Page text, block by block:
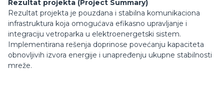
Rezultat projekta (Project Summary)
Rezultat projekta je pouzdana i stabilna komunikaciona
infrastruktura koja omogućava efikasno upravljanje i
integraciju vetroparka u elektroenergetski sistem.
Implementirana rešenja doprinose povećanju kapaciteta
obnovljivih izvora energije i unapređenju ukupne stabilnosti
mreže.